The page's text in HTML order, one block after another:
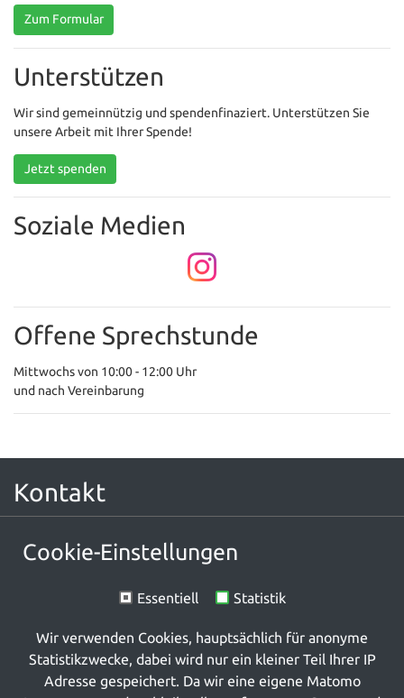
Zum Formular
Unterstützen
Wir sind gemeinnützig und spendenfinaziert. Unterstützen Sie
unsere Arbeit mit Ihrer Spende!
Jetzt spenden
Soziale Medien
Offene Sprechstunde
Mittwochs von 10:00 - 12:00 Uhr
und nach Vereinbarung
Kontakt
Am Markt 10
55276 Oppenheim
Unterstützen
Wir sind gemeinnützig und spendenfinaziert. Unterstützen Sie
Cookie-Einstellungen
Essentiell Statistik
Wir verwenden Cookies, hauptsächlich für anonyme
Statistikzwecke, dabei wird nur ein kleiner Teil Ihrer IP
Adresse gespeichert. Da wir eine eigene Matomo